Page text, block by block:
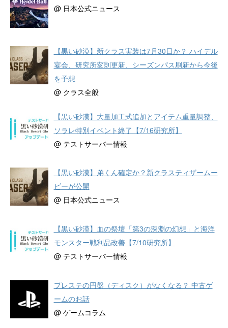
@ 日本公式ニュース
【黒い砂漠】新クラス実装は7月30日か？ ハイデル
宴会、研究所変則更新、シーズンパス刷新から今後
を予想
@ クラス全般
【黒い砂漠】大量加工式追加とアイテム重量調整、
ソラレ特別イベント終了【7/16研究所】
@ テストサーバー情報
【黒い砂漠】弟くん確定か？新クラスティザームー
ビーが公開
@ 日本公式ニュース
【黒い砂漠】血の祭壇「第3の深淵の幻想」と海洋
モンスター戦利品改善【7/10研究所】
@ テストサーバー情報
プレステの円盤（ディスク）がなくなる？ 中古ゲ
ームのお話
@ ゲームコラム